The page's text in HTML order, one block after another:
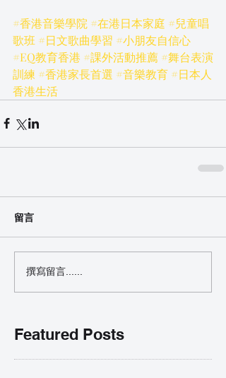
#香港音樂學院 #在港日本家庭 #兒童唱
歌班 #日文歌曲學習 #小朋友自信心
#EQ教育香港 #課外活動推薦 #舞台表演
訓練 #香港家長首選 #音樂教育 #日本人
香港生活
留言
撰寫留言......
Featured Posts